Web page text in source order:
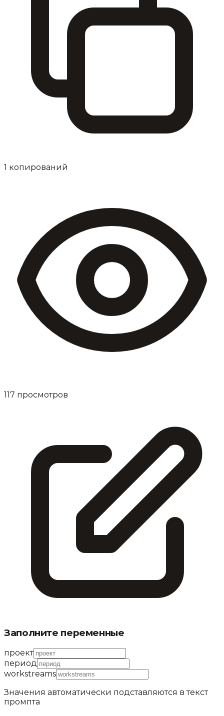
1 копирований
117 просмотров
Заполните переменные
проект
период
workstreams
Значения автоматически подставляются в текст
промпта